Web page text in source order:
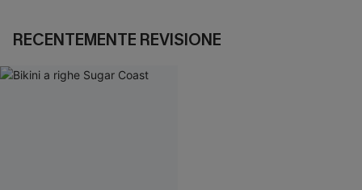
RECENTEMENTE REVISIONE